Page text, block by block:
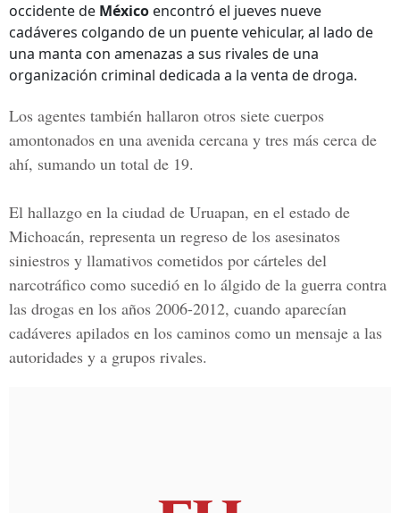
occidente de México encontró el jueves nueve
cadáveres colgando de un puente vehicular, al lado de
una manta con amenazas a sus rivales de una
organización criminal dedicada a la venta de droga.
Los agentes también hallaron otros siete cuerpos
amontonados en una avenida cercana y tres más cerca de
ahí, sumando un total de 19.
El hallazgo en la ciudad de Uruapan, en el estado de
Michoacán, representa un regreso de los asesinatos
siniestros y llamativos cometidos por cárteles del
narcotráfico como sucedió en lo álgido de la guerra contra
las drogas en los años 2006-2012, cuando aparecían
cadáveres apilados en los caminos como un mensaje a las
autoridades y a grupos rivales.